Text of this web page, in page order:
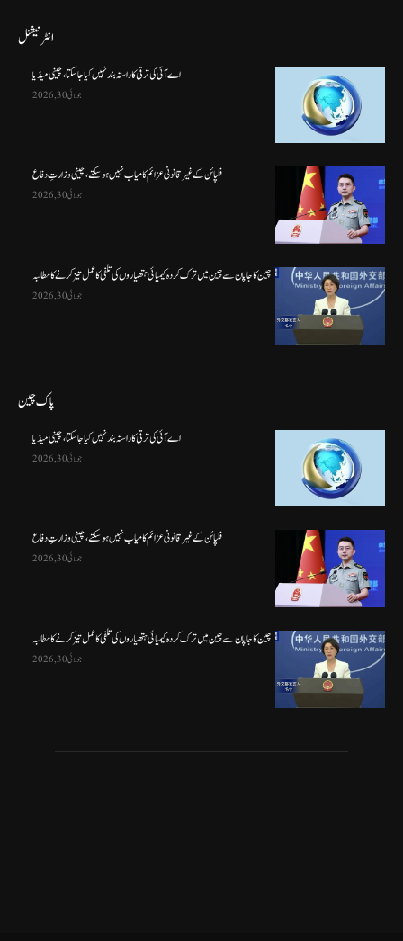
انٹرنیشنل
اے آئی کی ترقی کا راستہ بند نہیں کیا جا سکتا، چینی میڈیا
جولائی 30, 2026
فلپائن کے غیر قانونی عزائم کامیاب نہیں ہو سکتے ، چینی وزارتِ دفاع
جولائی 30, 2026
چین کا جاپان سے چین میں ترک کردہ کیمیائی ہتھیاروں کی تلفی کا عمل تیز کرنے کا مطالبہ
جولائی 30, 2026
پاک چین
اے آئی کی ترقی کا راستہ بند نہیں کیا جا سکتا، چینی میڈیا
جولائی 30, 2026
فلپائن کے غیر قانونی عزائم کامیاب نہیں ہو سکتے ، چینی وزارتِ دفاع
جولائی 30, 2026
چین کا جاپان سے چین میں ترک کردہ کیمیائی ہتھیاروں کی تلفی کا عمل تیز کرنے کا مطالبہ
جولائی 30, 2026